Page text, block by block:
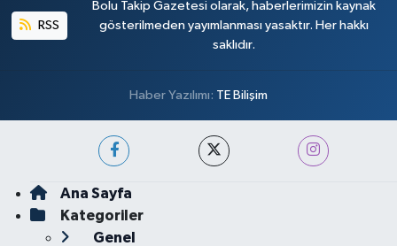
RSS
Bolu Takip Gazetesi olarak, haberlerimizin kaynak
gösterilmeden yayımlanması yasaktır. Her hakkı
saklıdır.
Haber Yazılımı: TE Bilişim
Ana Sayfa
Kategoriler
Genel